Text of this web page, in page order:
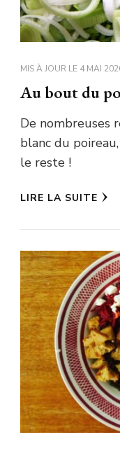
MIS À JOUR LE 4 MAI
Au bout du
De nombreuses
blanc du
le reste !
LIRE LA SUITE